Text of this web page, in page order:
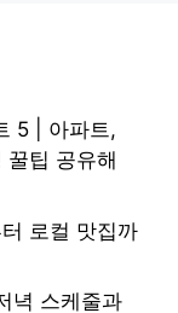
5 | 아파트,
팁 공유해
로컬 맛집까
녁 스케줄과